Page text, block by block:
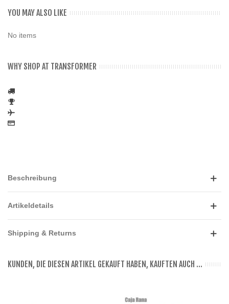
YOU MAY ALSO LIKE
No items
WHY SHOP AT TRANSFORMER
Beschreibung
Artikeldetails
Shipping & Returns
KUNDEN, DIE DIESEN ARTIKEL GEKAUFT HABEN, KAUFTEN AUCH ...